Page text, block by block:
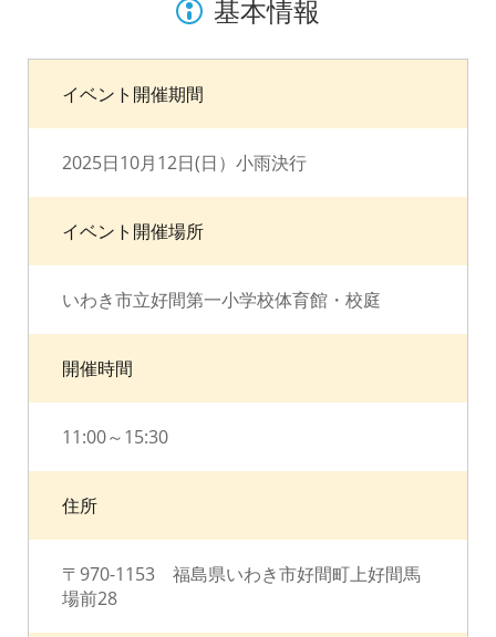
基本情報
イベント開催期間
2025日10月12日(日）小雨決行
イベント開催場所
いわき市立好間第一小学校体育館・校庭
開催時間
11:00～15:30
住所
〒970-1153 福島県いわき市好間町上好間馬
場前28